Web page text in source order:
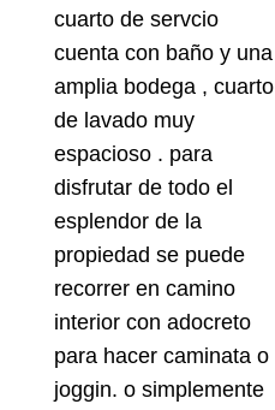
cuarto de servcio
cuenta con baño y una
amplia bodega , cuarto
de lavado muy
espacioso . para
disfrutar de todo el
esplendor de la
propiedad se puede
recorrer en camino
interior con adocreto
para hacer caminata o
joggin. o simplemente